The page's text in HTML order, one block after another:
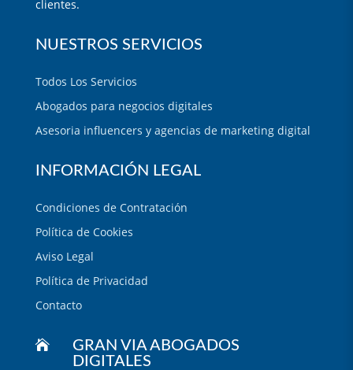
clientes.
NUESTROS SERVICIOS
Todos Los Servicios
Abogados para negocios digitales
Asesoria influencers y agencias de marketing digital
INFORMACIÓN LEGAL
Condiciones de Contratación
Política de Cookies
Aviso Legal
Política de Privacidad
Contacto

GRAN VIA ABOGADOS
DIGITALES